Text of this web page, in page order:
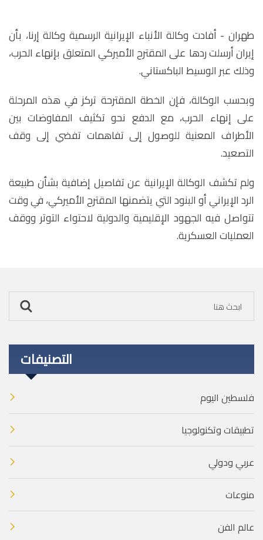
طهران - أفادت وكالة الأنباء الإيرانية الرسمية وكالة إرنا، بأن
إيران أرسلت ردها على المقترح الأميركي المتعلق بإنهاء الحرب،
وذلك عبر الوسيط الباكستاني.
وبحسب الوكالة، فإن الخطة المقترحة تركز في هذه المرحلة
على إنهاء الحرب، مع الدفع نحو تكثيف المفاوضات بين
الأطراف المعنية للوصول إلى تفاهمات تفضي إلى وقف
التصعيد.
ولم تكشف الوكالة الإيرانية عن تفاصيل إضافية بشأن طبيعة
الرد الإيراني أو البنود التي يتضمنها المقترح الأميركي، في وقت
تتواصل فيه الجهود الإقليمية والدولية لاحتواء التوتر ووقف
العمليات العسكرية.
التصنيفات
فلسطين اليوم
تطبيقات وتكنولوجيا
عربي ودولي
منوعات
عالم الفن